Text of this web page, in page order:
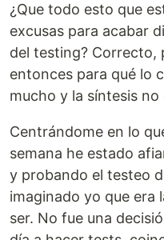
¿Que todo esto que
excusas para acabar
del testing? Correcto,
entonces para qué lo
mucho y la síntesis no
Centrándome en lo
semana he estado
y probando el testeo
imaginado yo que era
ser. No fue una